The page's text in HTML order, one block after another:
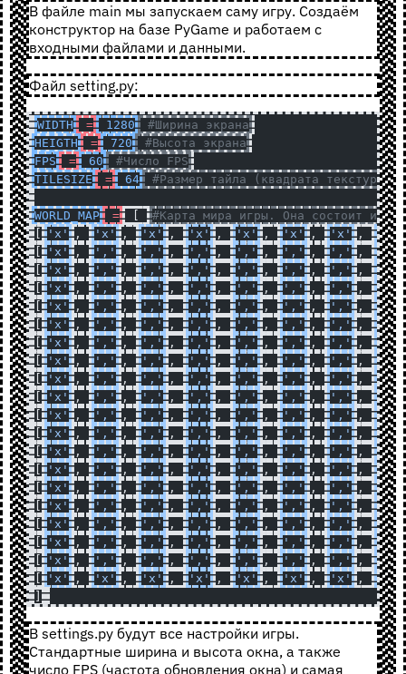
В файле main мы запускаем саму игру. Создаём
конструктор на базе PyGame и работаем с
входными файлами и данными.
Файл setting.py:
WIDTH = 1280
#Ширина экрана
HEIGTH
= 720
#Высота экрана
FPS
= 60
#Число FPS
TILESIZE
= 64 #Размер тайла (квадрата текстуры)
WORLD_MAP =
#Карта мира игры. Она состоит из
'x' , 'x' , 'x' , 'x' , 'x' , 'x' , 'x' , 'x'
'x' , ',' , ',' , ',' , ',' , ',' , ',' , ','
'x' , ',' , ',' , ',' , ',' , ',' , ',' , ','
'x' , ',' , ',' , ',' , ',' , ',' , ',' , ','
'x' , ',' , ',' , ',' , ',' , ',' , ',' , ','
'x' , ',' , ',' , ',' , ',' , ',' , ',' , ','
'x' , ',' , ',' , ',' , ',' , ',' , ',' , ','
'x' , ',' , ',' , ',' , ',' , ',' , ',' , ','
'x' , ',' , ',' , ',' , ',' , ',' , ',' , ','
'x' , ',' , ',' , ',' , ',' , ',' , ',' , ','
'x' , ',' , ',' , ',' , ',' , ',' , ',' , ','
'x' , ',' , ',' , ',' , ',' , ',' , ',' , ','
'x' , ',' , ',' , ',' , ',' , ',' , ',' , ','
'x' , ',' , ',' , ',' , ',' , ',' , ',' , ','
'x' , ',' , ',' , ',' , ',' , ',' , ',' , ','
'x' , ',' , ',' , ',' , ',' , ',' , ',' , ','
'x' , ',' , ',' , ',' , ',' , ',' , ',' , ','
'x' , ',' , ',' , ',' , ',' , ',' , ',' , ','
'x' , ',' , ',' , ',' , ',' , ',' , ',' , ','
'x' , 'x' , 'x' , 'x' , 'x' , 'x' , 'x' , 'x'
В settings.py будут все настройки игры.
Стандартные ширина и высота окна, а также
число FPS (частота обновления окна) и самая